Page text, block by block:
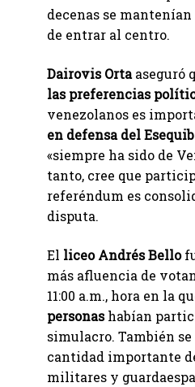
decenas se
de entrar al centro.
Dairovis Ortaaseguró
las preferencias
venezolanos es
en defensa del
«siempre ha sido de
tanto, cree que
referéndum es
disputa.
El liceo Andrés Bello
más afluencia de
11:00 a.m., hora en la
personashabían
simulacro. También
cantidad importante
militares y